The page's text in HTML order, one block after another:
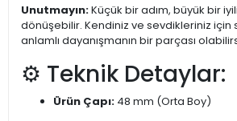
Unutmayın:Küçük bir adım, büyük bir
dönüşebilir. Kendiniz ve sevdikleriniz için
anlamlı dayanışmanın bir parçası
⚙️ Teknik Detaylar:
Ürün Çapı: 48 mm (Orta Boy)